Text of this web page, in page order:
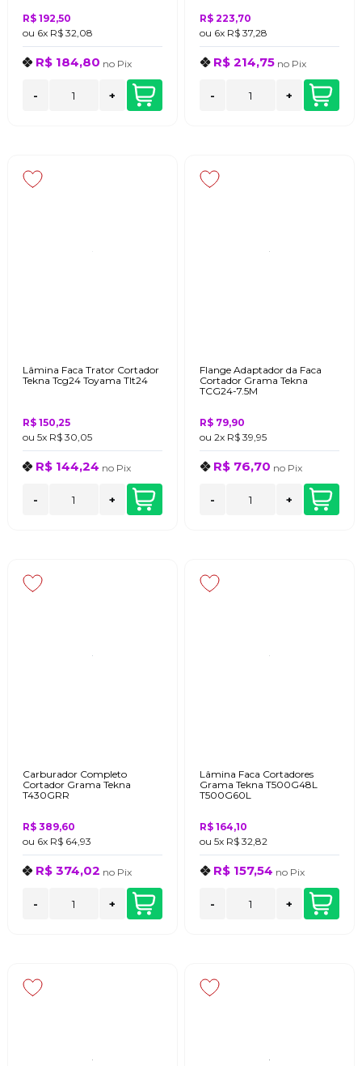
R$ 192,50
ou 6x R$ 32,08
R$ 184,80 no Pix
- +
R$ 223,70
ou 6x R$ 37,28
R$ 214,75 no Pix
- +
Lâmina Faca Trator Cortador
Tekna Tcg24 Toyama Tlt24
R$ 150,25
ou 5x R$ 30,05
R$ 144,24 no Pix
- +
Flange Adaptador da Faca
Cortador Grama Tekna
TCG24-7.5M
R$ 79,90
ou 2x R$ 39,95
R$ 76,70 no Pix
- +
Carburador Completo
Cortador Grama Tekna
T430GRR
R$ 389,60
ou 6x R$ 64,93
R$ 374,02 no Pix
- +
Lâmina Faca Cortadores
Grama Tekna T500G48L
T500G60L
R$ 164,10
ou 5x R$ 32,82
R$ 157,54 no Pix
- +